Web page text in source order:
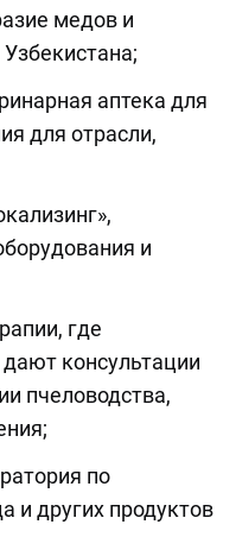
медов и
аптека для
для отрасли,
и
где
консультации
пчеловодства,
по
и других продуктов